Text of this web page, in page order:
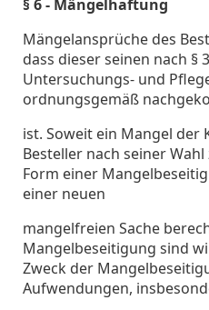
§ 6 - Mängelhaftung
Mängelansprüche des
dass dieser seinen nach §
Untersuchungs- und
ordnungsgemäß
ist. Soweit ein Mangel der
Besteller nach seiner
Form einer
einer neuen
mangelfreien Sache
Mangelbeseitigung sind
Zweck der
Aufwendungen,